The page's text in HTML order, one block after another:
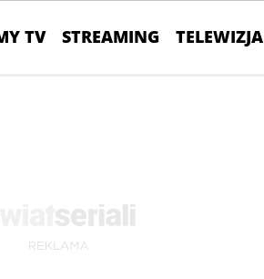
TV STREAMING TELEWIZJA